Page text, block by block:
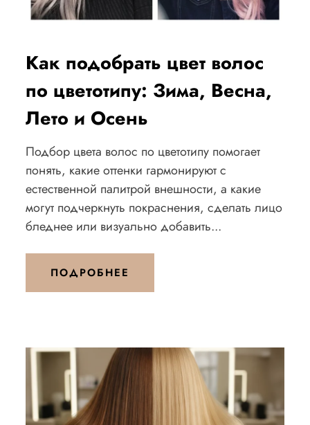
Как подобрать цвет волос
по цветотипу: Зима, Весна,
Лето и Осень
Подбор цвета волос по цветотипу помогает
понять, какие оттенки гармонируют с
естественной палитрой внешности, а какие
могут подчеркнуть покраснения, сделать лицо
бледнее или визуально добавить...
ПОДРОБНЕЕ